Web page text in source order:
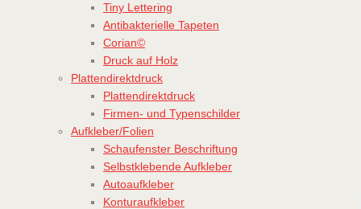
Tiny Lettering
Antibakterielle Tapeten
Corian©
Druck auf Holz
Plattendirektdruck
Plattendirektdruck
Firmen- und Typenschilder
Aufkleber/Folien
Schaufenster Beschriftung
Selbstklebende Aufkleber
Autoaufkleber
Konturaufkleber